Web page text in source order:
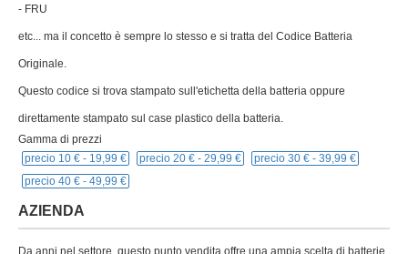
- FRU
etc... ma il concetto è sempre lo stesso e si tratta del Codice Batteria
Originale.
Questo codice si trova stampato sull'etichetta della batteria oppure
direttamente stampato sul case plastico della batteria.
Gamma di prezzi
precio 10 € - 19,99 € precio 20 € - 29,99 € precio 30 € - 39,99 €
precio 40 € - 49,99 €
AZIENDA
Da anni nel settore, questo punto vendita offre una ampia scelta di batterie